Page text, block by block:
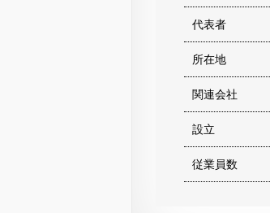
代表者
所在地
関連会社
設立
従業員数